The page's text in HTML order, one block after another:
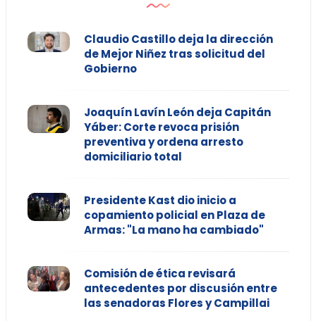
Claudio Castillo deja la dirección
de Mejor Niñez tras solicitud del
Gobierno
Joaquín Lavín León deja Capitán
Yáber: Corte revoca prisión
preventiva y ordena arresto
domiciliario total
Presidente Kast dio inicio a
copamiento policial en Plaza de
Armas: "La mano ha cambiado"
Comisión de ética revisará
antecedentes por discusión entre
las senadoras Flores y Campillai